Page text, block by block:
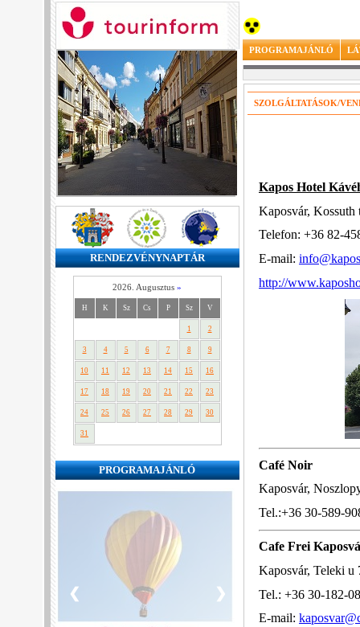
RENDEZVÉNYNAPTÁR
2026. Augusztus »
H K Sz Cs P Sz V
1 2
3 4 5 6 7 8 9
10 11 12 13 14 15 16
17 18 19 20 21 22 23
24 25 26 27 28 29 30
31
PROGRAMAJÁNLÓ
❮ ❯
PROGRAMAJÁNLÓ
SZOLGÁLTATÁSOK/
Kapos Hotel
Kaposvár, Kossuth
Telefon: +36 82-
E-mail:
http://
Café Noir
Kaposvár,
Tel.:+36 30-589-
Cafe Frei
Kaposvár, Teleki u
Tel.: +36 30-182-
E-mail: